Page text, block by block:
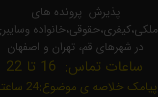
ساعات تماس: 16 تا 22
پیامک خلاصه ی موضوع:24 ساعته
پذیرش پرونده های
ملکی،کیفری،حقوقی،خانواده
در شهرهای قم، تهران و اصفهان